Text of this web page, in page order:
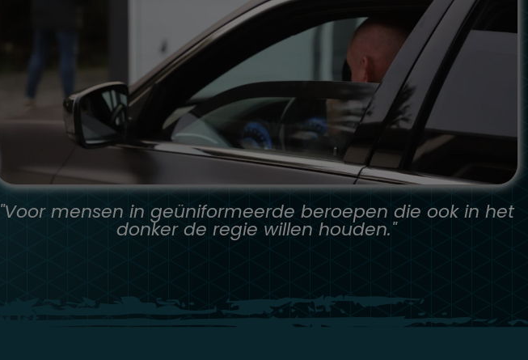
"Voor mensen in geüniformeerde beroepen die ook in het
donker de regie willen houden."